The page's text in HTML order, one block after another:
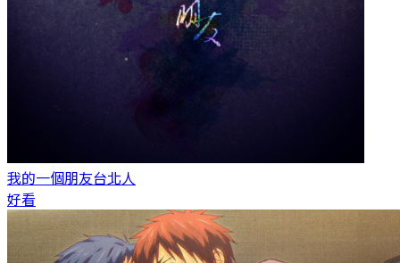
我的一個朋友台北人
好看